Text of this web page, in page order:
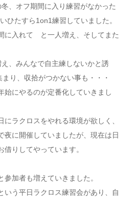
、オフ期間に入り練習がなかった
ひたすら1on1練習していました。
に入れて と一人増え、そしてまた
、みんなで自主練しないかと誘
り、収拾がつかない事も・・・
始にやるのが定番化していきまし
ラクロスをやれる環境が欲しく、
夜に開催していましたが、現在は日
りしてやっています。
加者も増えていきました。
いう平日ラクロス練習会があり、自